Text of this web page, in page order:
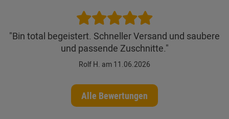
"Bin total begeistert. Schneller Versand und saubere
und passende Zuschnitte."
Rolf H. am 11.06.2026
Alle Bewertungen